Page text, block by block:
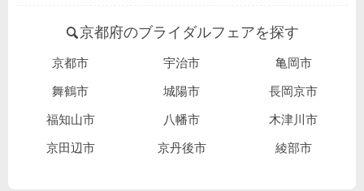
京都府のブライダルフェアを探す
京都市 宇治市 亀岡市
舞鶴市 城陽市 長岡京市
福知山市 八幡市 木津川市
京田辺市 京丹後市 綾部市